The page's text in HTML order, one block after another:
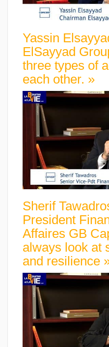
Yassin
ElSayyad
three types of
each other. »
Sherif
President
Affaires GB
always look at
and resilience